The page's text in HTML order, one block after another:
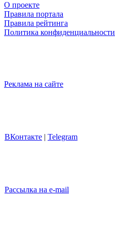
О проекте
Правила портала
Правила рейтинга
Политика конфиденциальности
Реклама на сайте
ВКонтакте | Telegram
Рассылка на e-mail